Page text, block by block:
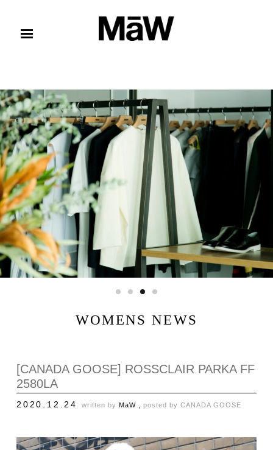
WOMENS NEWS
[CANADA GOOSE] ROSSCLAIR PARKA FF
2580LA
2020.12.24 written by MaW , posted by CANADA GOOSE